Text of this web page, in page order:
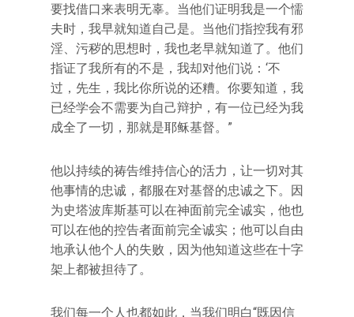
要找借口来表明无辜。当他们证明我是一个懦
夫时，我早就知道自己是。当他们指控我有邪
淫、污秽的思想时，我也老早就知道了。他们
指证了我所有的不是，我却对他们说：‘不
过，先生，我比你所说的还糟。你要知道，我
已经学会不需要为自己辩护，有一位已经为我
成全了一切，那就是耶稣基督。”
他以持续的祷告维持信心的活力，让一切对其
他事情的忠诚，都服在对基督的忠诚之下。因
为史塔波库斯基可以在神面前完全诚实，他也
可以在他的控告者面前完全诚实；他可以自由
地承认他个人的失败，因为他知道这些在十字
架上都被担待了。
我们每一个人也都如此，当我们明白“既因信